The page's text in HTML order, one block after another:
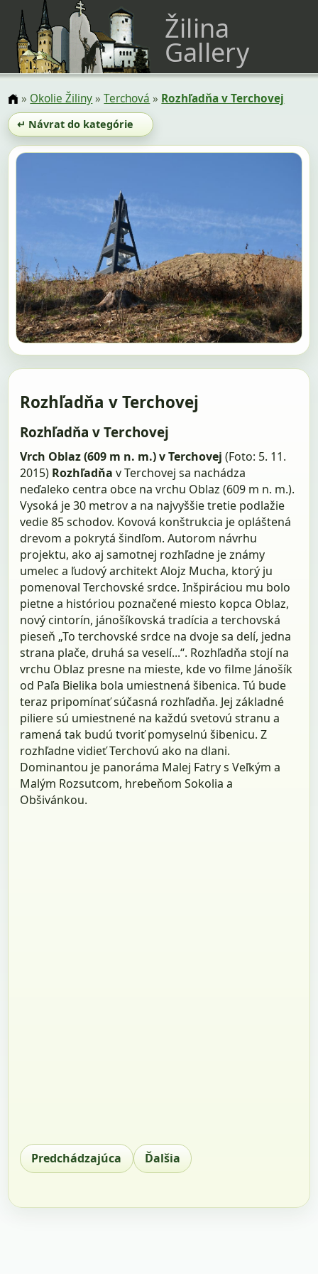
Žilina
Gallery
» Okolie Žiliny»Terchová » Rozhľadňa v Terchovej
↵ Návrat do kategórie
Rozhľadňa v Terchovej
Rozhľadňa v Terchovej
Vrch Oblaz (609 m n. m.) v Terchovej (Foto: 5. 11.
2015) Rozhľadňav Terchovej sa nachádza
neďaleko centra obce na vrchu Oblaz (609 m n. m.).
Vysoká je 30 metrov a na najvyššie tretie podlažie
vedie 85 schodov. Kovová konštrukcia je opláštená
drevom a pokrytá šindľom. Autorom návrhu
projektu, ako aj samotnej rozhľadne je známy
umelec a ľudový architekt Alojz Mucha, ktorý ju
pomenoval Terchovské srdce. Inšpiráciou mu bolo
pietne a históriou poznačené miesto kopca Oblaz,
nový cintorín, jánošíkovská tradícia a terchovská
pieseň „To terchovské srdce na dvoje sa delí, jedna
strana plače, druhá sa veselí...“. Rozhľadňa stojí na
vrchu Oblaz presne na mieste, kde vo filme Jánošík
od Paľa Bielika bola umiestnená šibenica. Tú bude
teraz pripomínať súčasná rozhľadňa. Jej základné
piliere sú umiestnené na každú svetovú stranu a
ramená tak budú tvoriť pomyselnú šibenicu. Z
rozhľadne vidieť Terchovú ako na dlani.
Dominantou je panoráma Malej Fatry s Veľkým a
Malým Rozsutcom, hrebeňom Sokolia a
Obšivánkou.
Predchádzajúca Ďalšia